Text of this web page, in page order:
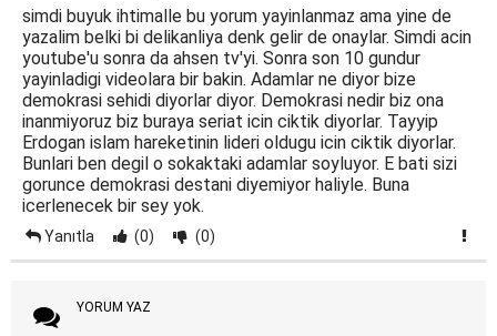
simdi buyuk ihtimalle bu yorum yayinlanmaz ama yine de
yazalim belki bi delikanliya denk gelir de onaylar. Simdi acin
youtube'u sonra da ahsen tv'yi. Sonra son 10 gundur
yayinladigi videolara bir bakin. Adamlar ne diyor bize
demokrasi sehidi diyorlar diyor. Demokrasi nedir biz ona
inanmiyoruz biz buraya seriat icin ciktik diyorlar. Tayyip
Erdogan islam hareketinin lideri oldugu icin ciktik diyorlar.
Bunlari ben degil o sokaktaki adamlar soyluyor. E bati sizi
gorunce demokrasi destani diyemiyor haliyle. Buna
icerlenecek bir sey yok.
Yanıtla (0) (0)
YORUM YAZ